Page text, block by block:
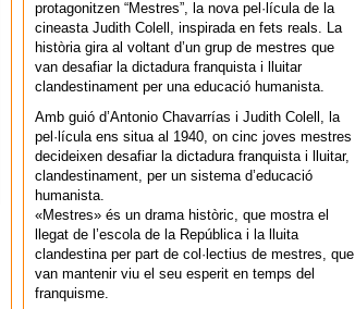
protagonitzen “Mestres”, la nova pel·lícula de la
cineasta Judith Colell, inspirada en fets reals. La
història gira al voltant d’un grup de mestres que
van desafiar la dictadura franquista i lluitar
clandestinament per una educació humanista.
Amb guió d’Antonio Chavarrías i Judith Colell, la
pel·lícula ens situa al 1940, on cinc joves mestres
decideixen desafiar la dictadura franquista i lluitar,
clandestinament, per un sistema d’educació
humanista.
«Mestres» és un drama històric, que mostra el
llegat de l’escola de la República i la lluita
clandestina per part de col·lectius de mestres, que
van mantenir viu el seu esperit en temps del
franquisme.